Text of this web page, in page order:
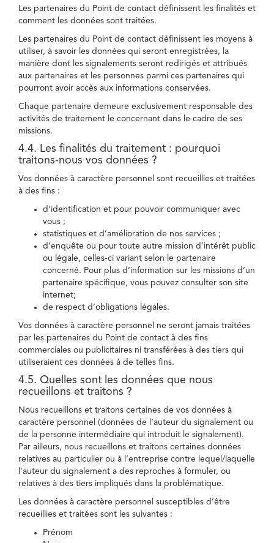
Les partenaires du Point de contact définissent les finalités et
comment les données sont traitées.
Les partenaires du Point de contact définissent les moyens à
utiliser, à savoir les données qui seront enregistrées, la
manière dont les signalements seront redirigés et attribués
aux partenaires et les personnes parmi ces partenaires qui
pourront avoir accès aux informations conservées.
Chaque partenaire demeure exclusivement responsable des
activités de traitement le concernant dans le cadre de ses
missions.
4.4. Les finalités du traitement : pourquoi
traitons-nous vos données ?
Vos données à caractère personnel sont recueillies et traitées
à des fins :
d’identification et pour pouvoir communiquer avec
vous ;
statistiques et d’amélioration de nos services ;
d’enquête ou pour toute autre mission d’intérêt public
ou légale, celles-ci variant selon le partenaire
concerné. Pour plus d’information sur les missions d’un
partenaire spécifique, vous pouvez consulter son site
internet;
de respect d’obligations légales.
Vos données à caractère personnel ne seront jamais traitées
par les partenaires du Point de contact à des fins
commerciales ou publicitaires ni transférées à des tiers qui
utiliseraient ces données à de telles fins.
4.5. Quelles sont les données que nous
recueillons et traitons ?
Nous recueillons et traitons certaines de vos données à
caractère personnel (données de l’auteur du signalement ou
de la personne intermédiaire qui introduit le signalement).
Par ailleurs, nous recueillons et traitons certaines données
relatives au particulier ou à l’entreprise contre lequel/laquelle
l’auteur du signalement a des reproches à formuler, ou
relatives à des tiers impliqués dans la problématique.
Les données à caractère personnel susceptibles d’être
recueillies et traitées sont les suivantes :
Prénom